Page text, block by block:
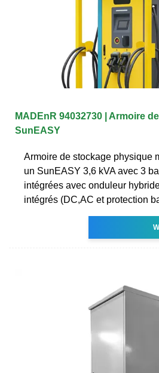
MADEnR 94032730 | Armoire
SunEASY
Armoire de stockage physique
un SunEASY 3,6 kVA avec 3
intégrées avec onduleur
intégrés (DC,AC et protection